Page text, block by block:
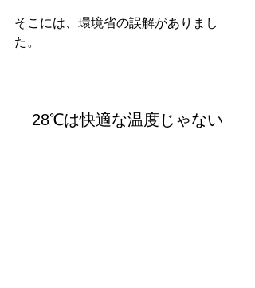
そこには、環境省の誤解がありまし
た。
28℃は快適な温度じゃない